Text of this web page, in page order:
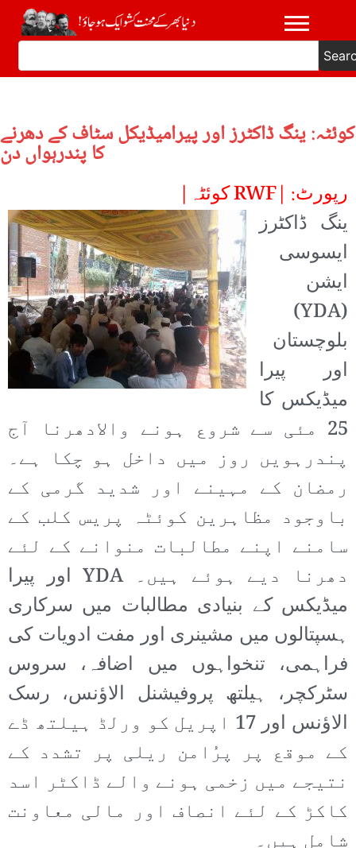
کوئٹہ: ینگ ڈاکٹرز اور پیرامیڈیکل سٹاف کے دھرنے
کا پندرہواں دن
رپورٹ: |RWF کوئٹہ|
ینگ ڈاکٹرز
ایسوسی
ایشن
(YDA)
بلوچستان
اور پیرا
میڈیکس کا
25 مئی سے شروع ہونے والادھرنا آج
پندرہویں روز میں داخل ہو چکا ہے۔
رمضان کے مہینے اور شدید گرمی کے
باوجود مظاہرین کوئٹہ پریس کلب کے
سامنے اپنے مطالبات منوانے کے لئے
دھرنا دیے ہوئے ہیں۔ YDA اور پیرا
میڈیکس کے بنیادی مطالبات میں سرکاری
ہسپتالوں میں مشینری اور مفت ادویات کی
فراہمی، تنخواہوں میں اضافہ، سروس
سٹرکچر، ہیلتھ پروفیشنل الاؤنس، رسک
الاؤنس اور 17 اپریل کو ورلڈ ہیلتھ ڈے
کے موقع پر پرُامن ریلی پر تشدد کے
نتیجے میں زخمی ہونے والے ڈاکٹر اسد
کاکڑ کے لئے انصاف اور مالی معاونت